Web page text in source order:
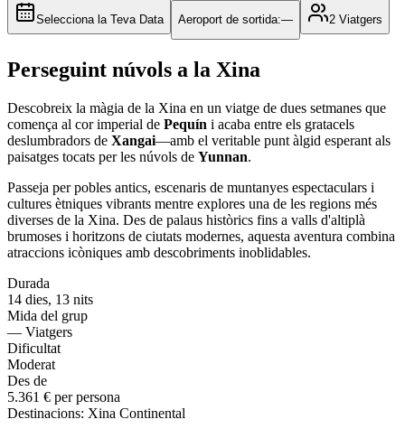
Selecciona la Teva Data Aeroport de sortida:— 2 Viatgers
Perseguint núvols a la Xina
Descobreix la màgia de la Xina en un viatge de dues setmanes que
comença al cor imperial de Pequín i acaba entre els gratacels
deslumbradors de Xangai—amb el veritable punt àlgid esperant als
paisatges tocats per les núvols de Yunnan.
Passeja per pobles antics, escenaris de muntanyes espectaculars i
cultures ètniques vibrants mentre explores una de les regions més
diverses de la Xina. Des de palaus històrics fins a valls d'altiplà
brumoses i horitzons de ciutats modernes, aquesta aventura combina
atraccions icòniques amb descobriments inoblidables.
Durada
14 dies, 13 nits
Mida del grup
— Viatgers
Dificultat
Moderat
Des de
5.361 € per persona
Destinacions: Xina Continental